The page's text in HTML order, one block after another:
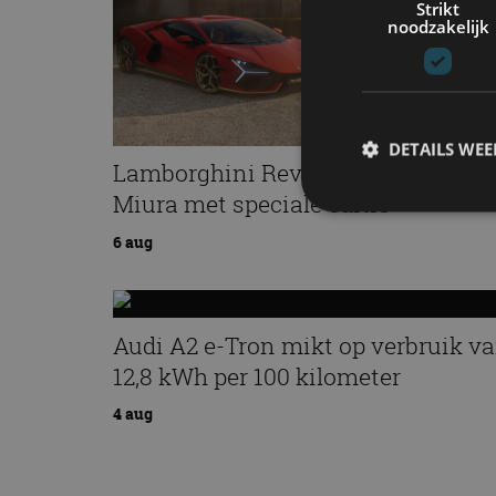
Lamborghini Revuelto eert 60 jaar
Miura met speciale editie
6 aug
Audi A2 e-Tron mikt op verbruik
12,8 kWh per 100 kilometer
4 aug
Strikt
noodzakelijk
DETAILS
Strikt noodzakelijke
accountbeheer. De
Naam